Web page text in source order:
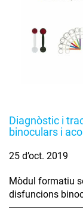
Diagnòstic i
binoculars i
25 d’oct. 2019
Mòdul formatiu
disfuncions